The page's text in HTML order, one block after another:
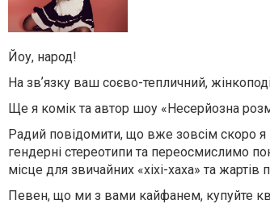
Йоу, народ!
На звʼязку ваш соєво-тепличний,
Ще я комік та автор шоу «Несерйозна
Радий повідомити, що вже зовсім скоро
гендерні стереотипи та переосмислимо
місце для звичайних «хіхі-хаха» та
Певен, що ми з вами кайфанем, купуйте